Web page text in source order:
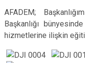
AFADEM;
Başkanlığı
hizmetlerine ilişkin